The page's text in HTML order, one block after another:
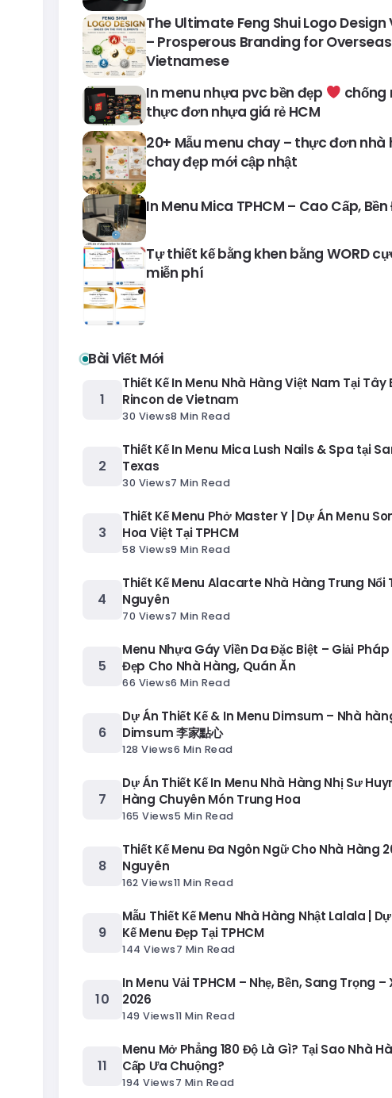
The Ultimate Feng Shui Logo
– Prosperous Branding for Overseas
Vietnamese
In menu nhựa pvc bền đẹp
thực đơn nhựa giá rẻ HCM
20+ Mẫu menu chay – thực đơn nhà
chay đẹp mới cập nhật
In Menu Mica TPHCM – Cao Cấp,
Tự thiết kế bằng khen bằng WORD
miễn phí
Bài Viết Mới
Thiết Kế In Menu Nhà Hàng Việt Nam Tại Tây
Rincon de Vietnam
30 Views8 Min Read
Thiết Kế In Menu Mica Lush Nails & Spa tại
Texas
30 Views7 Min Read
Thiết Kế Menu Phở Master Y | Dự Án Menu
Hoa Việt Tại TPHCM
58 Views9 Min Read
Thiết Kế Menu Alacarte Nhà Hàng Trung Nổi
Nguyên
70 Views7 Min Read
Menu Nhựa Gáy Viền Da Đặc Biệt – Giải Pháp
Đẹp Cho Nhà Hàng, Quán Ăn
66 Views6 Min Read
Dự Án Thiết Kế & In Menu Dimsum – Nhà
Dimsum 李家點心
128 Views6 Min Read
Dự Án Thiết Kế In Menu Nhà Hàng Nhị Sư
Hàng Chuyên Món Trung Hoa
165 Views5 Min Read
Thiết Kế Menu Đa Ngôn Ngữ Cho Nhà Hàng
Nguyên
162 Views11 Min Read
Mẫu Thiết Kế Menu Nhà Hàng Nhật Lalala |
Kế Menu Đẹp Tại TPHCM
144 Views7 Min Read
In Menu Vải TPHCM – Nhẹ, Bền, Sang Trọng
2026
149 Views11 Min Read
Menu Mở Phẳng 180 Độ Là Gì? Tại Sao Nhà
Cấp Ưa Chuộng?
194 Views7 Min Read